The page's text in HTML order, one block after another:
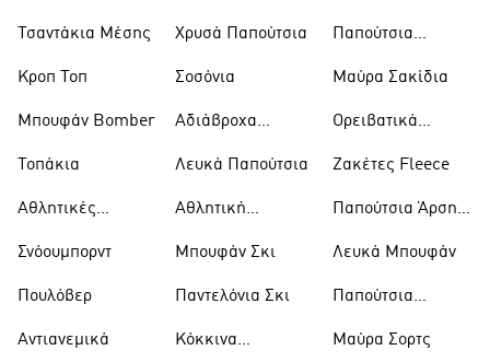
Τσαντάκια Μέσης
Κροπ Τοπ
Μπουφάν Bomber
Τοπάκια
Αθλητικές
Σνόουμπορντ
Πουλόβερ
Αντιανεμικά
Χρυσά Παπούτσια
Σοσόνια
Αδιάβροχα
Λευκά Παπούτσια
Αθλητική
Μπουφάν Σκι
Παντελόνια Σκι
Κόκκινα
Παπούτσια
Μαύρα Σακίδια
Ορειβατικά
Ζακέτες Fleece
Παπούτσια Άρσης
Λευκά Μπουφάν
Παπούτσια
Μαύρα Σορτς